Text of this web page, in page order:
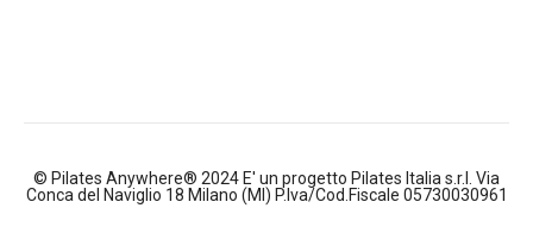
© Pilates Anywhere® 2024 E' un progetto Pilates Italia s.r.l. Via
Conca del Naviglio 18 Milano (MI) P.Iva/Cod.Fiscale 05730030961